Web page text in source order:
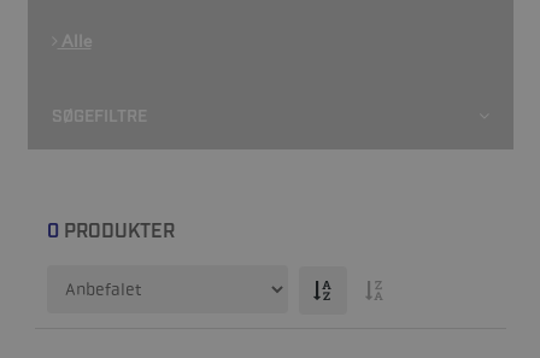
Alle
SØGEFILTRE
0 PRODUKTER